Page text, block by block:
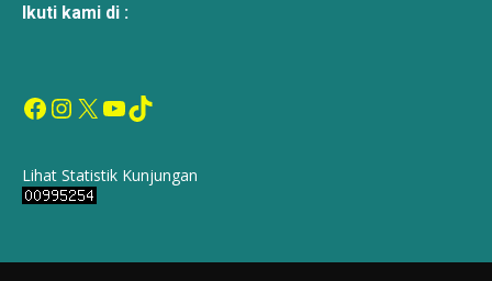
Ikuti kami di :
Facebook
Instagram
X YouTube
TikTok
Lihat Statistik Kunjungan